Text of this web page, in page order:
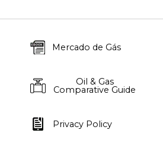
Mercado de Gás
Oil & Gas
Comparative Guide
Privacy Policy